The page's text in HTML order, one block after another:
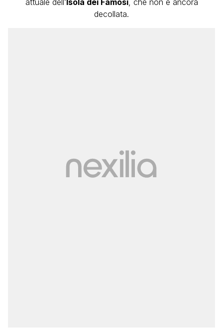
attuale dell’ Isola dei Famosi, che non è ancora
decollata.